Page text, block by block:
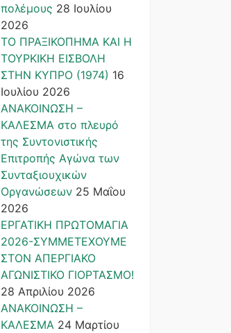
πολέμους 28 Ιουλίου
2026
ΤΟ ΠΡΑΞΙΚΟΠΗΜΑ ΚΑΙ H
ΤΟΥΡΚΙΚΗ ΕΙΣΒΟΛΗ
ΣΤΗΝ ΚΥΠΡΟ (1974) 16
Ιουλίου 2026
ΑΝΑΚΟΙΝΩΣΗ –
ΚΑΛΕΣΜΑ στο πλευρό
της Συντονιστικής
Επιτροπής Αγώνα των
Συνταξιουχικών
Οργανώσεων 25 Μαΐου
2026
ΕΡΓΑΤΙΚΗ ΠΡΩΤΟΜΑΓΙΑ
2026-ΣΥΜΜΕΤΕΧΟΥΜΕ
ΣΤΟΝ ΑΠΕΡΓΙΑΚΟ
ΑΓΩΝΙΣΤΙΚΟ ΓΙΟΡΤΑΣΜΟ!
28 Απριλίου 2026
ΑΝΑΚΟΙΝΩΣΗ –
ΚΑΛΕΣΜΑ 24 Μαρτίου